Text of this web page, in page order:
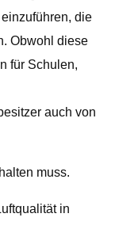
die
Obwohl diese
für Schulen,
auch von
muss.
in